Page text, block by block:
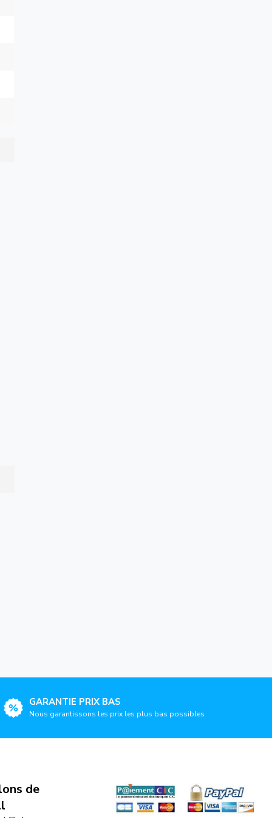
GARANTIE PRIX BAS
Nous garantissons les prix les plus bas possibles
de